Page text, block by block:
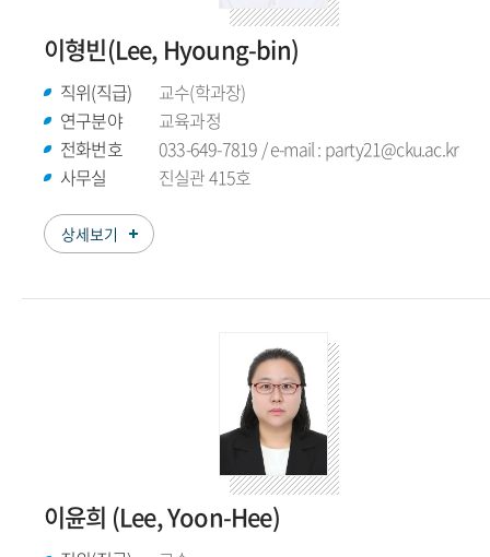
이형빈(Lee, Hyoung-bin)
직위(직급)
교수(학과장)
연구분야
교육과정
전화번호
033-649-7819 / e-mail : party21@cku.ac.kr
사무실
진실관 415호
상세보기
이윤희 (Lee, Yoon-Hee)